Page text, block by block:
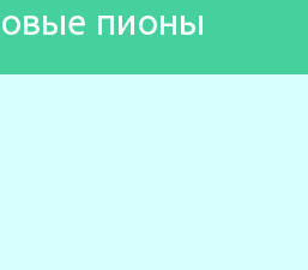
пионы